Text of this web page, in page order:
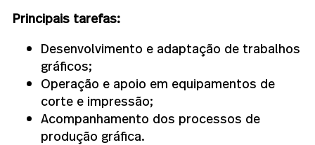
Principais tarefas:
Desenvolvimento e adaptação de trabalhos
gráficos;
Operação e apoio em equipamentos de
corte e impressão;
Acompanhamento dos processos de
produção gráfica.